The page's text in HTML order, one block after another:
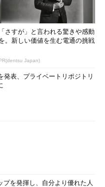
「さすが」と言われる驚きや感動
。新しい価値を生む電通の挑戦
Japan)
発表、プライベートリポジトリ
プを発揮し、自分より優れた人